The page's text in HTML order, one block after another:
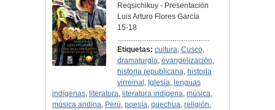
Reqsichikuy - Presentación
Luis Arturo Flores García
15-18
..................................................
Etiquetas: cultura, Cusco,
dramaturgia, evangelización,
historia republicana, historia
virreinal , Iglesia, lenguas
indígenas, literatura, literatura indígena, música,
música andina, Perú, poesía, quechua, religión,